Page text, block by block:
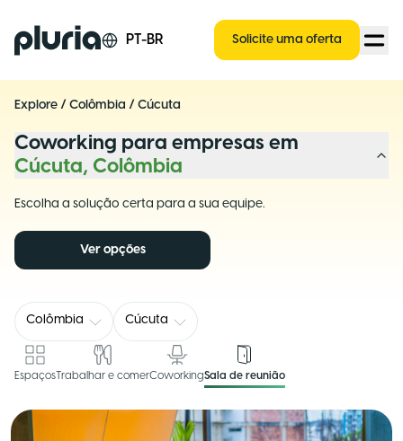
Logo Pluria PT-BR Solicite uma oferta
Explore / Colômbia / Cúcuta
Coworking para empresas em
Cúcuta, Colômbia
Escolha a solução certa para a sua equipe.
Ver opções
Colômbia Cúcuta
EspaçosTrabalhar e comerCoworkingSala de reunião